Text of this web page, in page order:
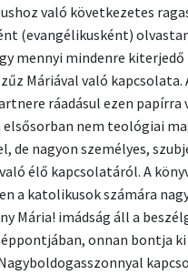
való következetes
(evangélikusként)
mennyi mindenre
Máriával való kapcsolata.
ráadásul ezen
elsősorban nem teológiai
de nagyon személyes,
élő kapcsolatáról. A
a katolikusok számára
Mária! imádság áll a
onnan bontja